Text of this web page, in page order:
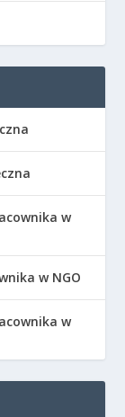
w
w NGO
w